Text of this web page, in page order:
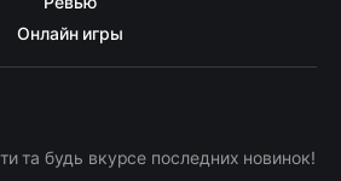
Онлайн игры
та будь вкурсе последних новинок!